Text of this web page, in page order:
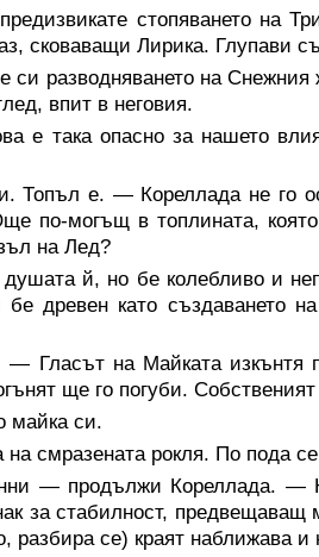
стопяването на
сковаващи Лирика. Глупави
разводняването на
впит в неговия.
е така опасно за нашето
Топъл е. — Кореллада не го
по-могъщ в топлината,
на Лед?
й, но бе колебливо и
древен като създаването
Гласът на Майката изкънтя
ще го погуби.
майка си.
смразената рокля. По пода
— продължи Кореллада. —
за стабилност, предвещаващ
разбира се) краят наближава